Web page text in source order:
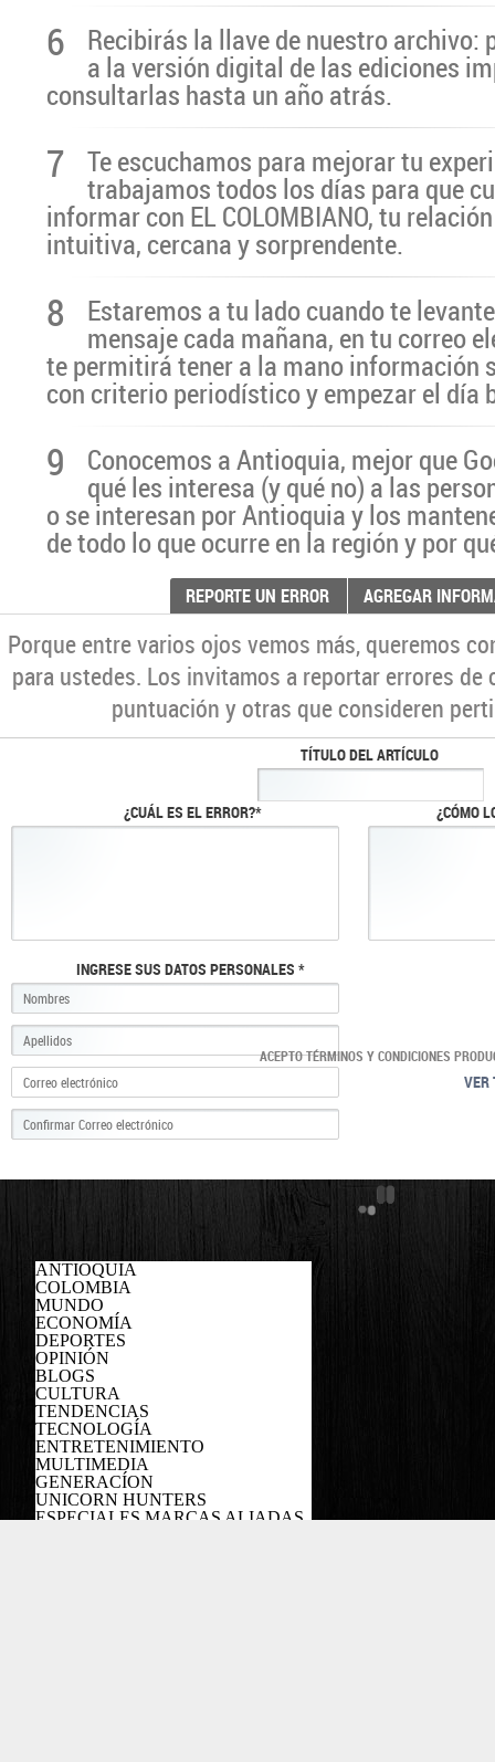
6 Recibirás la llave de nuestro archivo:
a la versión digital de las ediciones
consultarlas hasta un año atrás.
7 Te escuchamos para mejorar tu
trabajamos todos los días para que
informar con EL COLOMBIANO, tu
intuitiva, cercana y sorprendente.
8 Estaremos a tu lado cuando te
mensaje cada mañana, en tu correo
te permitirá tener a la mano información
con criterio periodístico y empezar el día
9 Conocemos a Antioquia, mejor que
qué les interesa (y qué no) a las
o se interesan por Antioquia y los
de todo lo que ocurre en la región y por
REPORTE UN ERROR AGREGAR
Porque entre varios ojos vemos más, queremos
para ustedes. Los invitamos a reportar errores
puntuación y otras que consideren
TÍTULO DEL ARTÍCULO
¿CUÁL ES EL ERROR?* ¿CÓMO
INGRESE SUS DATOS PERSONALES *
ACEPTO TÉRMINOS Y CONDICIONES
VER
ANTIOQUIA
COLOMBIA
MUNDO
ECONOMÍA
DEPORTES
OPINIÓN
BLOGS
CULTURA
TENDENCIAS
TECNOLOGÍA
ENTRETENIMIENTO
MULTIMEDIA
GENERACÍON
UNICORN HUNTERS
ESPECIALES MARCAS ALIADAS